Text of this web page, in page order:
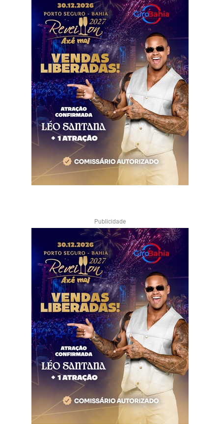
Publicidade